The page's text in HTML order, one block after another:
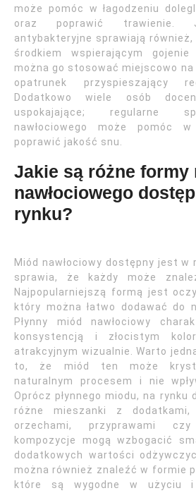
może pomóc w łagodzeniu
oraz poprawić trawienie.
antybakteryjne sprawiają
środkiem wspierającym
można go stosować miejscowo
opatrunek przyspieszający
Dodatkowo wiele osób
uspokajające; regularne
nawłociowego może pomóc
poprawić jakość snu.
Jakie są różne formy
nawłociowego
rynku?
Miód nawłociowy dostępny jest
sprawia, że każdy może
Najpopularniejszą formą jest
który można łatwo dodawać do
Płynny miód nawłociowy
konsystencją i złocistym
atrakcyjnym wizualnie. Warto
to, że miód ten może
naturalnym procesem i nie
Oprócz płynnego miodu, na rynku
różne mieszanki z
orzechami, przyprawami
kompozycje mogą wzbogacić
dodatkowych wartości
można również znaleźć w formie
które są wygodne w użyciu